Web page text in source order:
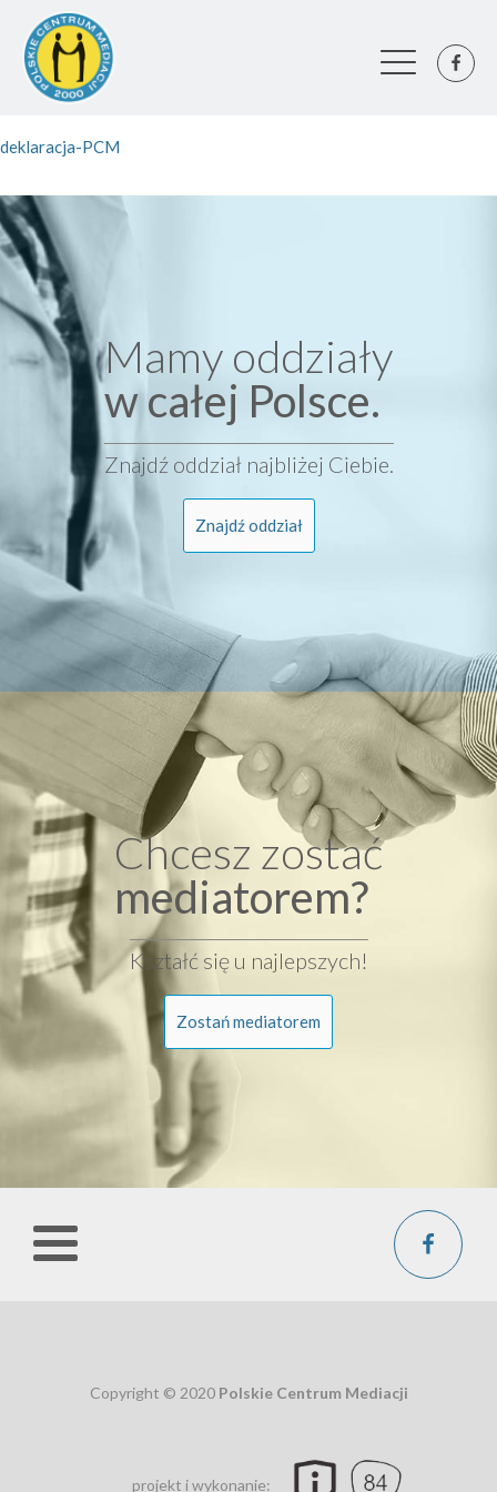
deklaracja-PCM
Mamy oddziały
w całej Polsce.
Znajdź oddział najbliżej Ciebie.
Znajdź oddział
Chcesz zostać
mediatorem?
Kształć się u najlepszych!
Zostań mediatorem
Copyright © 2020 Polskie Centrum Mediacji
projekt i wykonanie: